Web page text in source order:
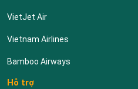
VietJet Air
Vietnam Airlines
Bamboo Airways
Hỗ trợ